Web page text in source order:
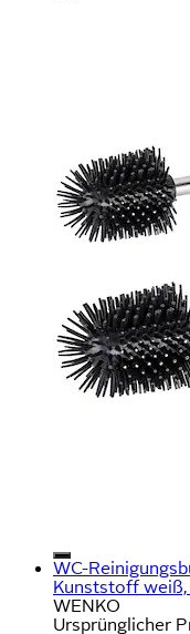
WC-
Kunststoff weiß,
WENKO
Ursprünglicher